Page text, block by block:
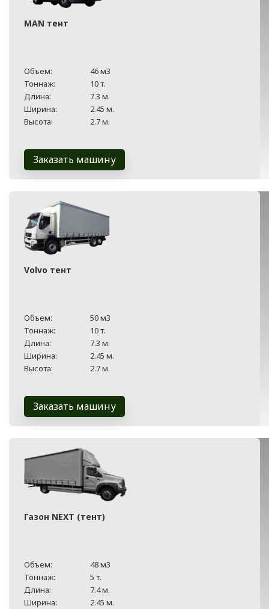
MAN тент
Объем:
46 м3
Тоннаж:
10 т.
Длина:
7.3 м.
Ширина:
2.45 м.
Высота:
2.7 м.
Заказать машину
Volvo тент
Объем:
50 м3
Тоннаж:
10 т.
Длина:
7.3 м.
Ширина:
2.45 м.
Высота:
2.7 м.
Заказать машину
Газон NEXT (тент)
Объем:
48 м3
Тоннаж:
5 т.
Длина:
7.4 м.
Ширина:
2.45 м.